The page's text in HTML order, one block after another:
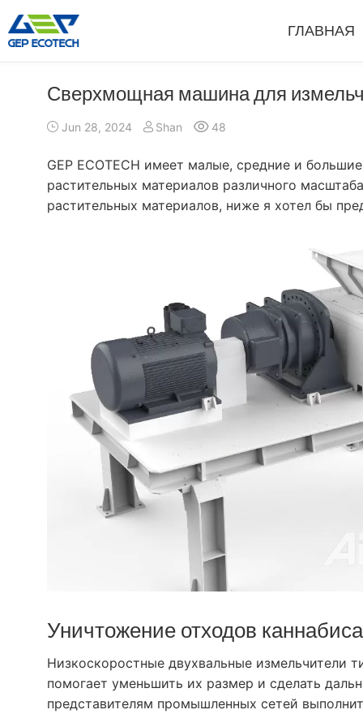
ГЛАВНАЯ
Шредерная Машина
Двухвальный Шредер
Одновальный Шредер
Четырехвальный Шредер
Предварительный Шредер
Щековая
Роторная
Конусная
Сверхмощная машина для
Jun 28, 2024 Shan 48
GEP ECOTECH имеет малые, средние и
растительных материалов различного
растительных материалов, ниже я хотел бы
Уничтожение отходов каннабиса
Низкоскоростные двухвальные измельчители
помогает уменьшить их размер и сделать
представителям промышленных сетей